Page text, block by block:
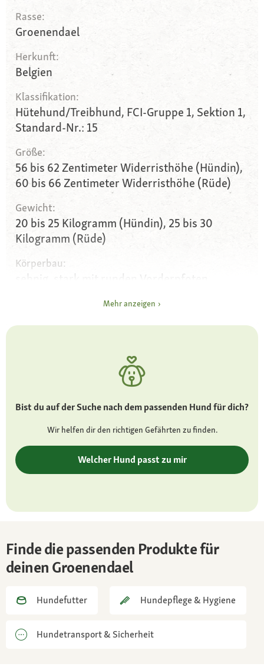
Rasse:
Groenendael
Herkunft:
Belgien
Klassifikation:
Hütehund/Treibhund, FCI-Gruppe 1, Sektion 1,
Standard-Nr.: 15
Größe:
56 bis 62 Zentimeter Widerristhöhe (Hündin),
60 bis 66 Zentimeter Widerristhöhe (Rüde)
Gewicht:
20 bis 25 Kilogramm (Hündin), 25 bis 30
Kilogramm (Rüde)
Körperbau:
sehnig, stark mit runden Vorderpfoten
mittelgroß und dunkelbraun
anliegend, glänzend, mit dicker Unterwolle,
schwarz
Besonderheiten:
trockenes Fell hat kaum Eigengeruch
aktiv, lernfähig, interessiert, arbeitseifrig,
Pflege:
wöchentliches Bürsten, in Zeiten des
Haltung:
Mehrhundehaushalt
Mehr anzeigen
Bist du auf der Suche nach dem passenden Hund für dich?
Wir helfen dir den richtigen Gefährten zu finden.
Welcher Hund passt zu mir
Finde die passenden Produkte für
deinen Groenendael
Hundefutter Hundepflege & Hygiene
Hundetransport & Sicherheit